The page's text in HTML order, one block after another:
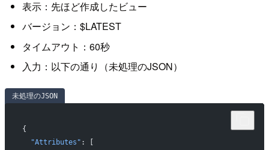
表示：先ほど作成したビュー
バージョン：$LATEST
タイムアウト：60秒
入力：以下の通り（未処理のJSON）
未処理のJSON
{
  "Attributes"
: [